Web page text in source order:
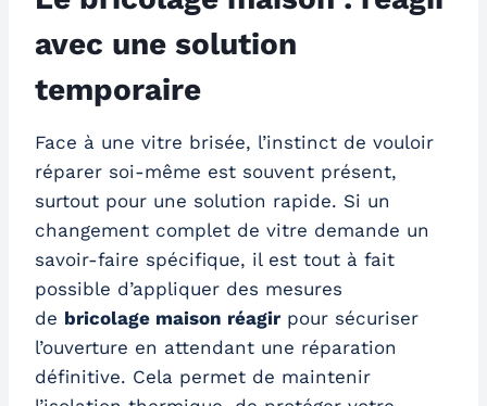
avec une solution
temporaire
Face à une vitre brisée, l’instinct de vouloir
réparer soi-même est souvent présent,
surtout pour une solution rapide. Si un
changement complet de vitre demande un
savoir-faire spécifique, il est tout à fait
possible d’appliquer des mesures
de bricolage maison réagir pour sécuriser
l’ouverture en attendant une réparation
définitive. Cela permet de maintenir